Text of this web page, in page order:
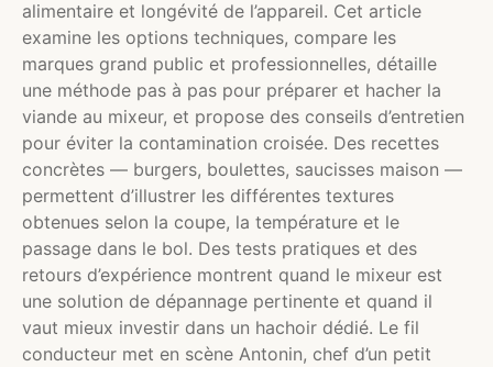
alimentaire et longévité de l’appareil. Cet article
examine les options techniques, compare les
marques grand public et professionnelles, détaille
une méthode pas à pas pour préparer et hacher la
viande au mixeur, et propose des conseils d’entretien
pour éviter la contamination croisée. Des recettes
concrètes — burgers, boulettes, saucisses maison —
permettent d’illustrer les différentes textures
obtenues selon la coupe, la température et le
passage dans le bol. Des tests pratiques et des
retours d’expérience montrent quand le mixeur est
une solution de dépannage pertinente et quand il
vaut mieux investir dans un hachoir dédié. Le fil
conducteur met en scène Antonin, chef d’un petit